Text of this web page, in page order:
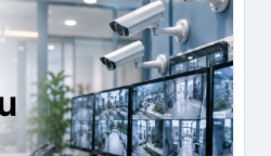
Chỉ cần khoảng 2-3 giờ
nắng mặt trời, Imou IPC-
có thể hoạt động liên tục
mang lại sự an tâm tuyệt
điện gặp sự cố hoặc bị kẻ
giám sát của bạn vẫn